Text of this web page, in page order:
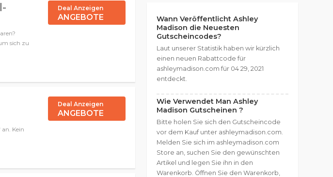
sich zu
Deal Anzeigen
ANGEBOTE
Kein
Deal Anzeigen
ANGEBOTE
Wann Veröffentlicht Ashley
Madison die Neuesten
Gutscheincodes?
Laut unserer Statistik haben wir kürzlich
einen neuen Rabattcode für
ashleymadison.com für 04 29, 2021
entdeckt.
Wie Verwendet Man Ashley
Madison Gutscheinen ?
Bitte holen Sie sich den Gutscheincode
vor dem Kauf unter ashleymadison.com.
Melden Sie sich im ashleymadison.com
Store an, suchen Sie den gewünschten
Artikel und legen Sie ihn in den
Warenkorb. Öffnen Sie den Warenkorb,